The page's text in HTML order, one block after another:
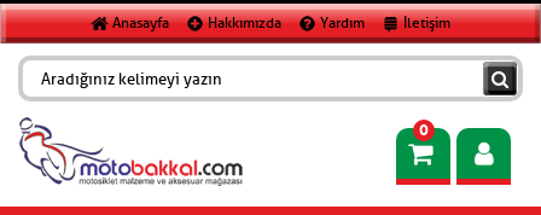
Anasayfa Hakkımızda Yardım İletişim
0